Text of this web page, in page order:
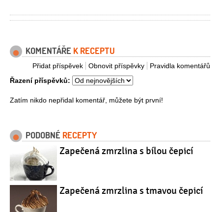
KOMENTÁŘE K RECEPTU
Pravidla komentářů
Obnovit příspěvky
Přidat příspěvek
Řazení příspěvků:
Zatím nikdo nepřidal komentář, můžete být první!
PODOBNÉ RECEPTY
Zapečená zmrzlina s bílou čepicí
Zapečená zmrzlina s tmavou čepicí